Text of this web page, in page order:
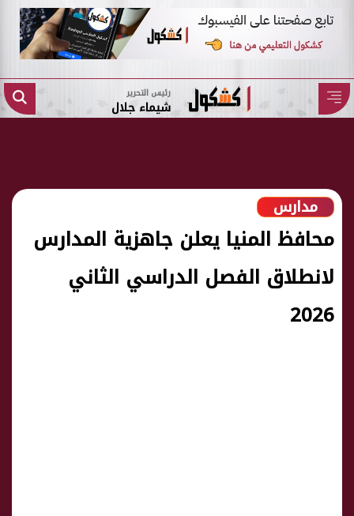
رئيس التحرير
شيماء جلال
مدارس
محافظ المنيا يعلن جاهزية المدارس
لانطلاق الفصل الدراسي الثاني
2026